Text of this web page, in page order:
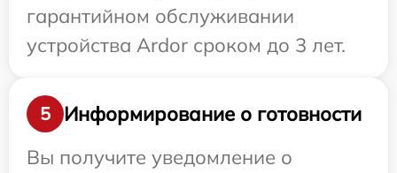
гарантийном обслуживании
устройства Ardor сроком до 3 лет.
5
Информирование о готовности
Вы получите уведомление о